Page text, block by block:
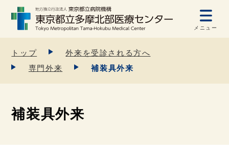
メニュー
トップ
外来を受診される方へ
専門外来
補装具外来
補装具外来